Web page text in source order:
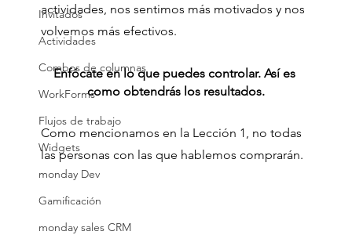
Invitados
Actividades
Combos de columnas
WorkForms
Flujos de trabajo
Widgets
monday Dev
Gamificación
monday sales CRM
actividades, nos sentimos más motivados y nos
volvemos más efectivos.
Enfócate en lo que puedes controlar. Así es
como obtendrás los resultados.
Como mencionamos en la Lección 1, no todas
las personas con las que hablemos comprarán.